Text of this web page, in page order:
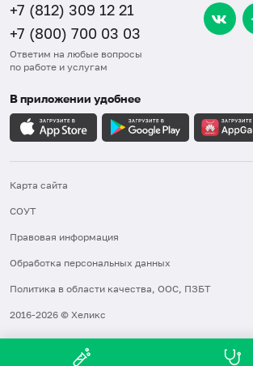
+7 (812) 309 12 21
+7 (800) 700 03 03
Ответим на любые вопросы
по работе и услугам
В приложении удобнее
Карта сайта
СОУТ
Правовая информация
Обработка персональных данных
Политика в области качества, ООС, ПЗБТ
2016-2026 © Хеликс